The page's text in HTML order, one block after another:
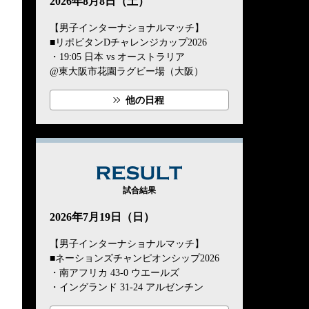
【男子インターナショナルマッチ】
■リポビタンDチャレンジカップ2026
・19:05 日本 vs オーストラリア
@東大阪市花園ラグビー場（大阪）
他の日程
試合結果
2026年7月19日（日）
【男子インターナショナルマッチ】
■ネーションズチャンピオンシップ2026
・南アフリカ 43-0 ウエールズ
・イングランド 31-24 アルゼンチン